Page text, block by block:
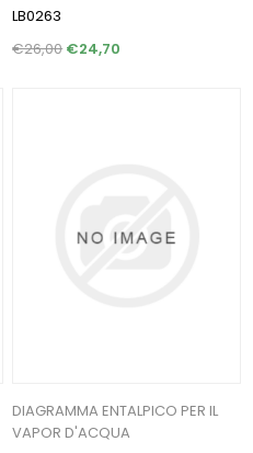
LB0263
€26,00€24,70
DIAGRAMMA ENTALPICO PER IL
VAPOR D'ACQUA